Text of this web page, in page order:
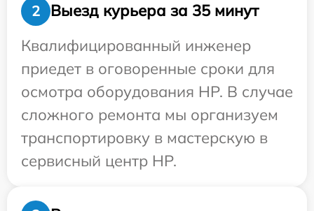
2
Выезд курьера за 35 минут
Квалифицированный инженер
приедет в оговоренные сроки для
осмотра оборудования HP. В случае
сложного ремонта мы организуем
транспортировку в мастерскую в
сервисный центр HP.